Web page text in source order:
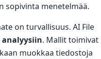
sopivinta menetelmää.
on turvallisuus. AI File
analyysiin. Mallit toimivat
muokkaa tiedostoja